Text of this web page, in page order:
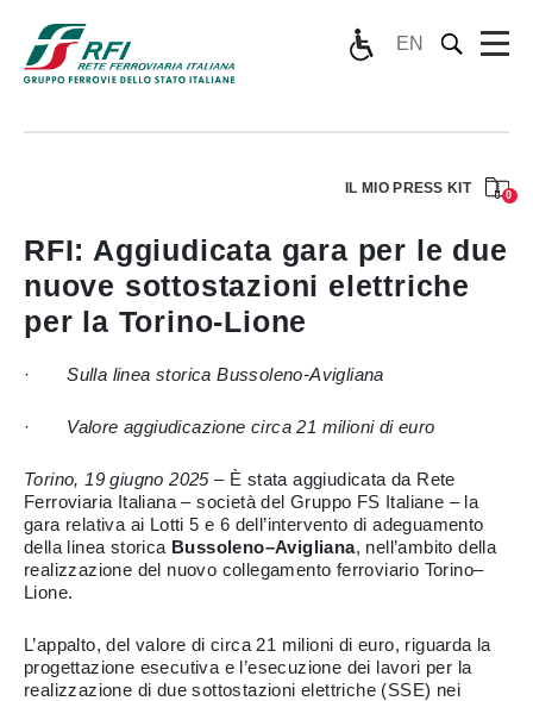
EN
IL MIO PRESS KIT 0
RFI: Aggiudicata gara per le due
nuove sottostazioni elettriche
per la Torino-Lione
·Sulla linea storica Bussoleno-Avigliana
· Valore aggiudicazione circa 21 milioni di euro
Torino, 19 giugno 2025– È stata aggiudicata da Rete
Ferroviaria Italiana – società del Gruppo FS Italiane – la
gara relativa ai Lotti 5 e 6 dell’intervento di adeguamento
della linea storica Bussoleno–Avigliana, nell’ambito della
realizzazione del nuovo collegamento ferroviario Torino–
Lione.
L’appalto, del valore di circa 21 milioni di euro, riguarda la
progettazione esecutiva e l’esecuzione dei lavori per la
realizzazione di due sottostazioni elettriche (SSE) nei